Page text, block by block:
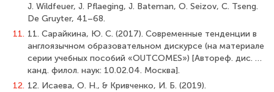
J. Wildfeuer, J. Pflaeging, J. Bateman, O. Seizov, C. Tseng.
De Gruyter, 41–68.
11. 11. Сарайкина, Ю. С. (2017). Современные тенденции в
англоязычном образовательном дискурсе (на материале
серии учебных пособий «OUTCOMES») [Автореф. дис. …
канд. филол. наук: 10.02.04. Москва].
12. 12. Исаева, О. Н., & Кривченко, И. Б. (2019).